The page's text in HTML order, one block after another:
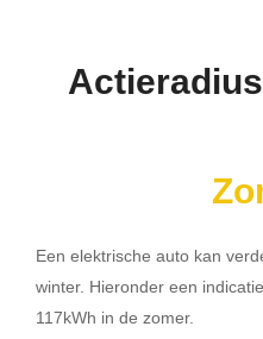
Een elektrische auto kan
winter. Hieronder een
117kWh in de zomer.